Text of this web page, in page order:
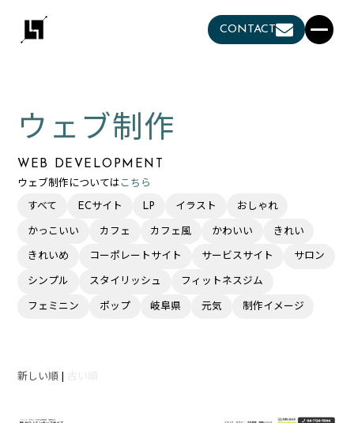
CONTACT
WEB DEVELOPMENT
ウェブ制作
ウェブ制作については こちら
すべて ECサイト LP イラスト おしゃれ
かっこいい カフェ カフェ風 かわいい きれい
きれいめ コーポレートサイト サービスサイト サロン
シンプル スタイリッシュ フィットネスジム
フェミニン ポップ 岐阜県 元気 制作イメージ
新しい順 古い順